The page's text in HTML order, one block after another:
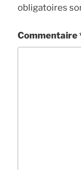
obligatoires
Commentaire